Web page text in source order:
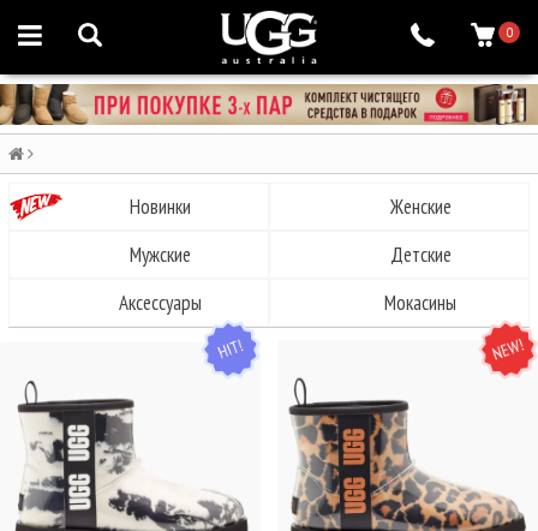
0
Новинки
Женские
Мужские
Детские
Аксессуары
Мокасины
HIT NEW